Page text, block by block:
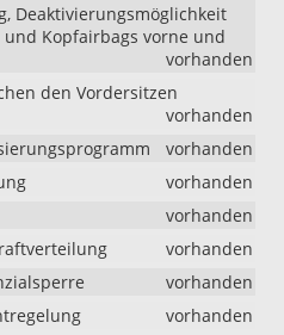
Deaktivierungsmöglichkeit
Kopfairbags vorne und
vorhanden
den Vordersitzen
vorhanden
vorhanden
vorhanden
vorhanden
vorhanden
vorhanden
vorhanden